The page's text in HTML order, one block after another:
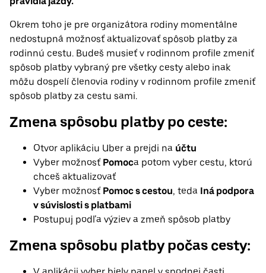
Okrem toho je pre organizátora rodiny momentálne
nedostupná možnosť aktualizovať spôsob platby za
rodinnú cestu. Budeš musieť v rodinnom profile zmeniť
spôsob platby vybraný pre všetky cesty alebo inak
môžu dospelí členovia rodiny v rodinnom profile zmeniť
spôsob platby za cestu sami.
Zmena spôsobu platby po ceste:
Otvor aplikáciu Uber a prejdi na účtu
Vyber možnosť Pomoca potom vyber cestu, ktorú
chceš aktualizovať
Vyber možnosť Pomoc s cestou, teda Iná podpora
v súvislosti s platbami
Postupuj podľa výziev a zmeň spôsob platby
Zmena spôsobu platby počas cesty: